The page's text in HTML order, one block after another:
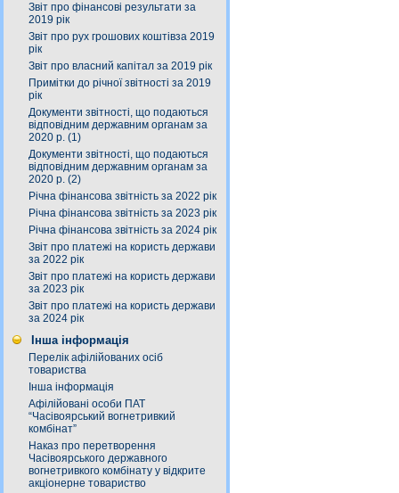
Звіт про фінансові результати за
2019 рік
Звіт про рух грошових коштівза 2019
рік
Звіт про власний капітал за 2019 рік
Примітки до річної звітності за 2019
рік
Документи звітності, що подаються
відповідним державним органам за
2020 р. (1)
Документи звітності, що подаються
відповідним державним органам за
2020 р. (2)
Річна фінансова звітність за 2022 рік
Річна фінансова звітність за 2023 рік
Річна фінансова звітність за 2024 рік
Звіт про платежі на користь держави
за 2022 рік
Звіт про платежі на користь держави
за 2023 рік
Звіт про платежі на користь держави
за 2024 рік
Інша інформація
Перелік афілійованих осіб
товариства
Інша інформація
Афілійовані особи ПАТ
“Часівоярський вогнетривкий
комбінат”
Наказ про перетворення
Часівоярського державного
вогнетривкого комбінату у відкрите
акціонерне товариство